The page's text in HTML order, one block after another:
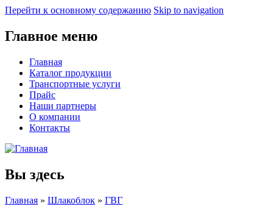
Перейти к основному содержанию Skip to navigation
Главное меню
Главная
Каталог продукции
Транспортные услуги
Прайс
Наши партнеры
О компании
Контакты
Вы здесь
Главная » Шлакоблок » ГВГ